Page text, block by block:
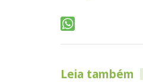
Leia também